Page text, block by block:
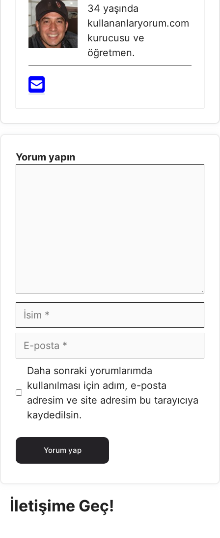
34 yaşında
kullananlaryorum.com
kurucusu ve
öğretmen.
Yorum yapın
İsim
E-
posta
İnternet
sitesi
Daha sonraki yorumlarımda
kullanılması için adım, e-posta
adresim ve site adresim bu tarayıcıya
kaydedilsin.
İletişime Geç!